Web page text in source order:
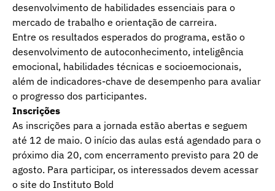
desenvolvimento de habilidades essenciais para o
mercado de trabalho e orientação de carreira.
Entre os resultados esperados do programa, estão o
desenvolvimento de autoconhecimento, inteligência
emocional, habilidades técnicas e socioemocionais,
além de indicadores-chave de desempenho para avaliar
o progresso dos participantes.
Inscrições
As inscrições para a jornada estão abertas e seguem
até 12 de maio. O início das aulas está agendado para o
próximo dia 20, com encerramento previsto para 20 de
agosto. Para participar, os interessados devem acessar
o site do Instituto Bold